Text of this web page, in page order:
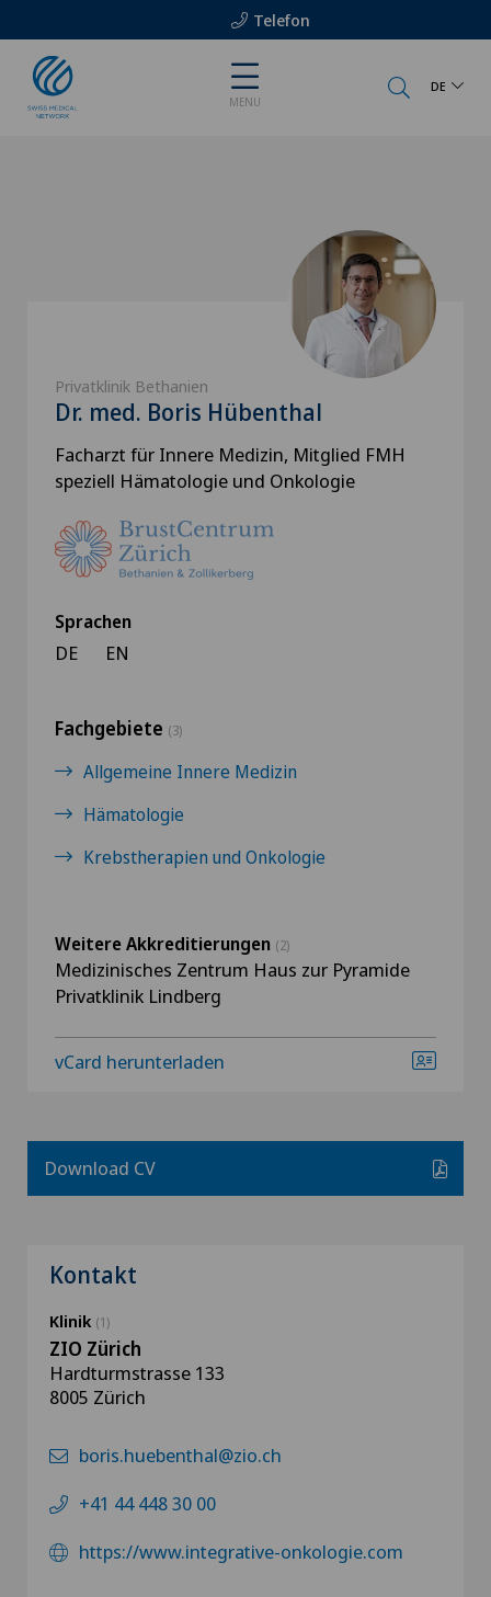
Telefon
MENU
DE
Privatklinik Bethanien
Dr. med. Boris Hübenthal
Facharzt für Innere Medizin, Mitglied FMH
speziell Hämatologie und Onkologie
Sprachen
DE EN
Fachgebiete (3)
Allgemeine Innere Medizin
Hämatologie
Krebstherapien und Onkologie
Weitere Akkreditierungen (2)
Medizinisches Zentrum Haus zur Pyramide
Privatklinik Lindberg
vCard herunterladen
Download CV
Kontakt
Klinik (1)
ZIO Zürich
Hardturmstrasse 133
8005 Zürich
boris.huebenthal@zio.ch
+41 44 448 30 00
https://www.integrative-onkologie.com